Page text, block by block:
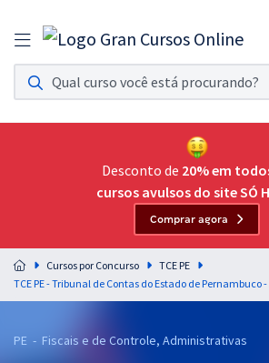
Assinatura Ilimitada 11
Acesso a todos os cursos. Teste grátis por 7 dias!
Assinatura OAB Até Passar
Acesso ilimitado a toda preparação para o Exame da
Residências Multiprofissionais
Preparação completa e intensiva para as principais
residências em saúde do Brasil
Desconto de 20% em
cursos avulsos do site SÓ
Comprar agora
Cursos por Concurso
TCE PE
PE - Fiscais e de Controle, Administrativas